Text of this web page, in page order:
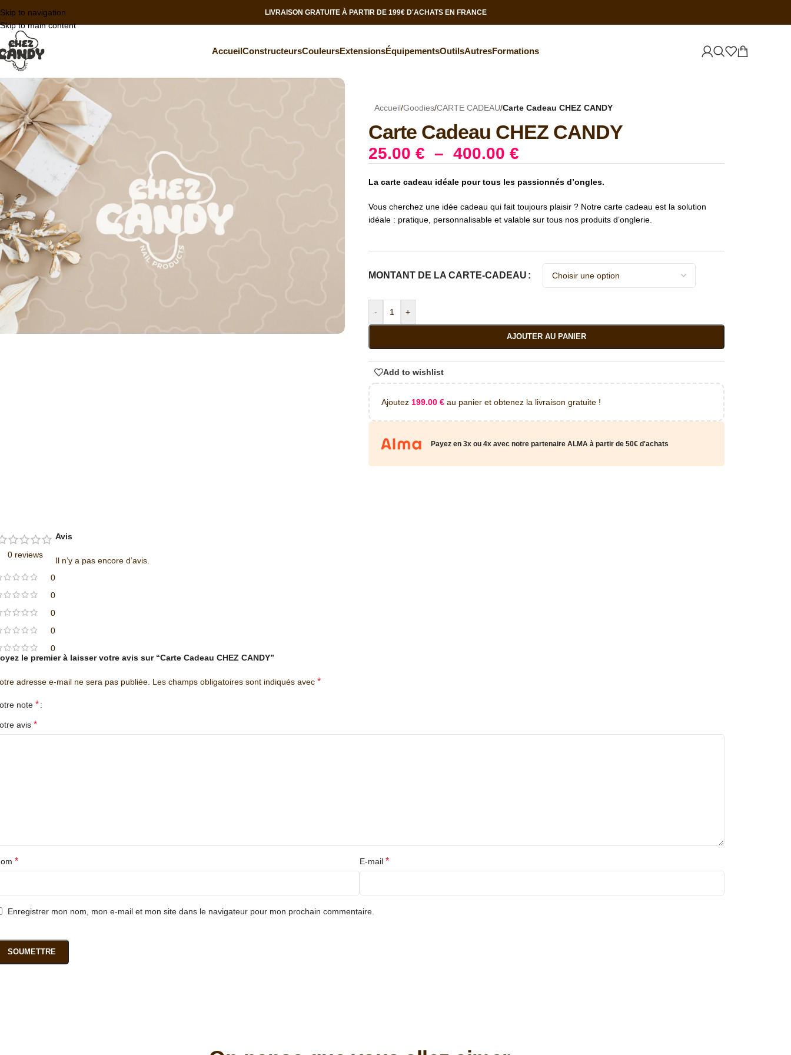
Skip to navigation
Skip to main content
LIVRAISON GRATUITE À PARTIR DE 199€ D'ACHATS EN FRANCE
AccueilConstructeursCouleursExtensionsÉquipementsOutilsAutresFormations
Accueil/Goodies/CARTE CADEAU/Carte Cadeau CHEZ CANDY
Carte Cadeau CHEZ CANDY
25.00 € – 400.00 €
La carte cadeau idéale pour tous les passionnés d’ongles.
Vous cherchez une idée cadeau qui fait toujours plaisir ? Notre carte cadeau est la solution
idéale : pratique, personnalisable et valable sur tous nos produits d’onglerie.
MONTANT DE LA CARTE-CADEAU
- +
AJOUTER AU PANIER
Add to wishlist
Ajoutez 199.00 €au panier et obtenez la livraison gratuite !
Payez en 3x ou 4x avec notre partenaire ALMA à partir de 50€ d'achats
0 reviews
0
0
0
0
0
Avis
Il n’y a pas encore d’avis.
le premier à laisser votre avis sur “Carte Cadeau CHEZ CANDY”
adresse e-mail ne sera pas publiée. Les champs obligatoires sont indiqués avec *
note *
avis *
* E-mail *
Enregistrer mon nom, mon e-mail et mon site dans le navigateur pour mon prochain commentaire.